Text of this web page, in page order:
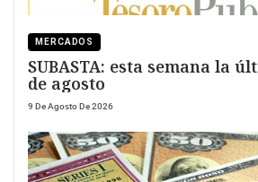
MERCADOS
SUBASTA: esta semana la
de agosto
9 De Agosto De 2026